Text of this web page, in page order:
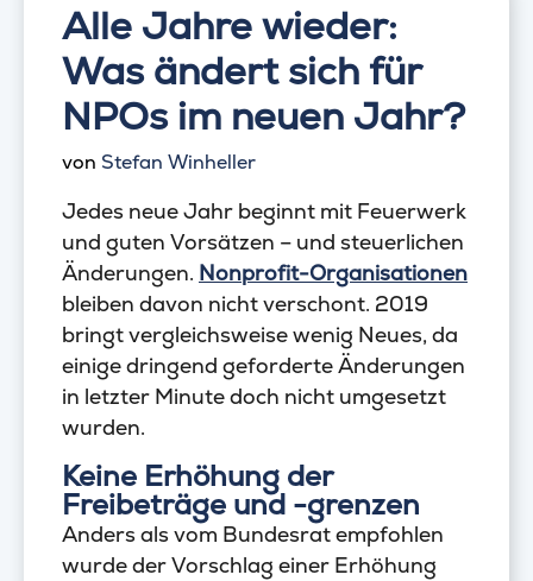
Alle Jahre wieder:
Was ändert sich für
NPOs im neuen Jahr?
von Stefan Winheller
Jedes neue Jahr beginnt mit Feuerwerk
und guten Vorsätzen – und steuerlichen
Änderungen. Nonprofit-Organisationen
bleiben davon nicht verschont. 2019
bringt vergleichsweise wenig Neues, da
einige dringend geforderte Änderungen
in letzter Minute doch nicht umgesetzt
wurden.
Keine Erhöhung der
Freibeträge und -grenzen
Anders als vom Bundesrat empfohlen
wurde der Vorschlag einer Erhöhung